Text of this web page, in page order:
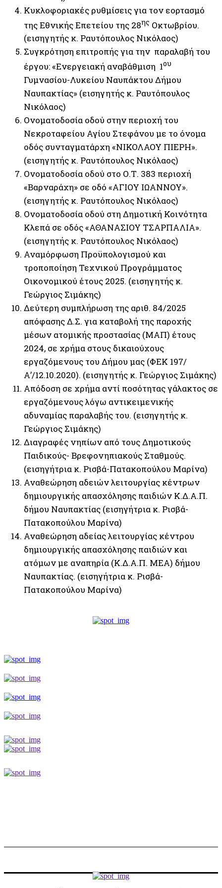
Κυκλοφοριακές ρυθμίσεις για τον εορτασμό
της Εθνικής Επετείου της 28ης Οκτωβρίου.
(εισηγητής κ. Ραυτόπουλος Νικόλαος)
Συγκρότηση επιτροπής για την παραλαβή του
έργου: «Ενεργειακή αναβάθμιση 1ου
Γυμνασίου-Λυκείου Ναυπάκτου Δήμου
Ναυπακτίας» (εισηγητής κ. Ραυτόπουλος
Νικόλαος)
Ονοματοδοσία οδού στην περιοχή του
Νεκροταφείου Αγίου Στεφάνου με το όνομα
οδός συνταγματάρχη «ΝΙΚΟΛΑΟΥ ΠΙΕΡΗ».
(εισηγητής κ. Ραυτόπουλος Νικόλαος)
Ονοματοδοσία οδού στο Ο.Τ. 383 περιοχή
«Βαρναράχη» σε οδό «ΑΓΙΟΥ ΙΩΑΝΝΟΥ».
(εισηγητής κ. Ραυτόπουλος Νικόλαος)
Ονοματοδοσία οδού στη Δημοτική Κοινότητα
Κλεπά σε οδός «ΑΘΑΝΑΣΙΟΥ ΤΣΑΡΠΑΛΙΑ».
(εισηγητής κ. Ραυτόπουλος Νικόλαος)
Αναμόρφωση Προϋπολογισμού και
τροποποίηση Τεχνικού Προγράμματος
Οικονομικού έτους 2025. (εισηγητής κ.
Γεώργιος Σιμάκης)
Δεύτερη συμπλήρωση της αριθ. 84/2025
απόφασης Δ.Σ. για καταβολή της παροχής
μέσων ατομικής προστασίας (ΜΑΠ) έτους
2024, σε χρήμα στους δικαιούχους
εργαζόμενους του Δήμου μας (ΦΕΚ 197/
Α’/12.10.2020). (εισηγητής κ. Γεώργιος Σιμάκης)
Απόδοση σε χρήμα αντί ποσότητας γάλακτος σε
εργαζόμενους λόγω αντικειμενικής
αδυναμίας παραλαβής του. (εισηγητής κ.
Γεώργιος Σιμάκης)
Διαγραφές νηπίων από τους Δημοτικούς
Παιδικούς- Βρεφονηπιακούς Σταθμούς.
(εισηγήτρια κ. Ρισβά-Πατακοπούλου Μαρίνα)
Αναθεώρηση αδειών λειτουργίας κέντρων
δημιουργικής απασχόλησης παιδιών Κ.Δ.Α.Π.
δήμου Ναυπακτίας (εισηγήτρια κ. Ρισβά-
Πατακοπούλου Μαρίνα)
Αναθεώρηση αδείας λειτουργίας κέντρου
δημιουργικής απασχόλησης παιδιών και
ατόμων με αναπηρία (Κ.Δ.Α.Π. ΜΕΑ) δήμου
Ναυπακτίας. (εισηγήτρια κ. Ρισβά-
Πατακοπούλου Μαρίνα)